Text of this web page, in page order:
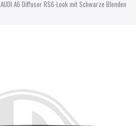
AUDI A6 Diffusor RS6-Look mit Schwarze Blenden